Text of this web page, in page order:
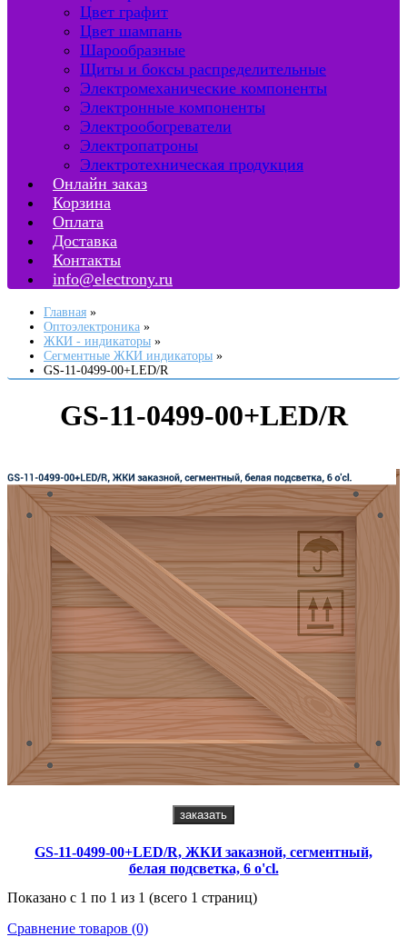
Цвет графит
Цвет шампань
Шарообразные
Щиты и боксы распределительные
Электромеханические компоненты
Электронные компоненты
Электрообогреватели
Электропатроны
Электротехническая продукция
Онлайн заказ
Корзина
Оплата
Доставка
Контакты
info@electrony.ru
Главная
Оптоэлектроника
ЖКИ - индикаторы
Сегментные ЖКИ индикаторы
GS-11-0499-00+LED/R
GS-11-0499-00+LED/R
заказать
GS-11-0499-00+LED/R, ЖКИ заказной, сегментный,
белая подсветка, 6 o'cl.
Показано с 1 по 1 из 1 (всего 1 страниц)
Сравнение товаров (0)